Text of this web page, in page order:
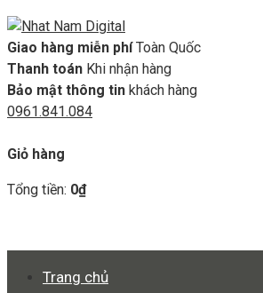
Giao hàng miễn phí Toàn Quốc
Thanh toán Khi nhận hàng
Bảo mật thông tin khách hàng
0961.841.084
Giỏ hàng
Tổng tiền: 0₫
Trang chủ